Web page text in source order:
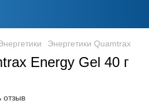
Энергетики Quamtrax
Energy Gel 40 г
отзыв